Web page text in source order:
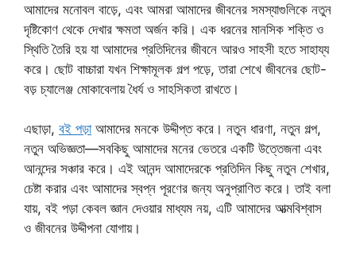
আমাদের মনোবল বাড়ে, এবং আমরা আমাদের জীবনের সমস্যাগুলিকে নতুন
দৃষ্টিকোণ থেকে দেখার ক্ষমতা অর্জন করি। এক ধরনের মানসিক শক্তি ও
স্থিতি তৈরি হয় যা আমাদের প্রতিদিনের জীবনে আরও সাহসী হতে সাহায্য
করে। ছোট বাচ্চারা যখন শিক্ষামূলক গল্প পড়ে, তারা শেখে জীবনের ছোট-
বড় চ্যালেঞ্জ মোকাবেলায় ধৈর্য ও সাহসিকতা রাখতে।
এছাড়া, বই পড়াআমাদের মনকে উদ্দীপ্ত করে। নতুন ধারণা, নতুন গল্প,
নতুন অভিজ্ঞতা—সবকিছু আমাদের মনের ভেতরে একটি উত্তেজনা এবং
আনন্দের সঞ্চার করে। এই আনন্দ আমাদেরকে প্রতিদিন কিছু নতুন শেখার,
চেষ্টা করার এবং আমাদের স্বপ্ন পূরণের জন্য অনুপ্রাণিত করে। তাই বলা
যায়, বই পড়া কেবল জ্ঞান দেওয়ার মাধ্যম নয়, এটি আমাদের আত্মবিশ্বাস
ও জীবনের উদ্দীপনা যোগায়।